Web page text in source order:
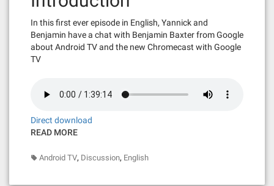
In this first ever episode in English, Yannick and
Benjamin have a chat with Benjamin Baxter from Google
about Android TV and the new Chromecast with Google
TV
Direct download
READ MORE
Android TV, Discussion, English